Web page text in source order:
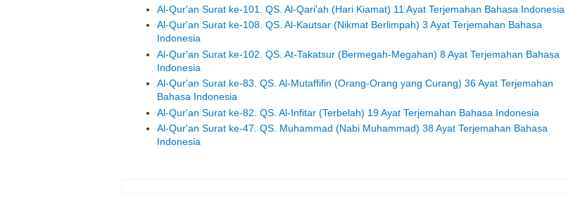
Al-Qur'an Surat ke-101. QS. Al-Qari'ah (Hari Kiamat) 11 Ayat Terjemahan Bahasa Indonesia
Al-Qur'an Surat ke-108. QS. Al-Kautsar (Nikmat Berlimpah) 3 Ayat Terjemahan Bahasa
Indonesia
Al-Qur'an Surat ke-102. QS. At-Takatsur (Bermegah-Megahan) 8 Ayat Terjemahan Bahasa
Indonesia
Al-Qur'an Surat ke-83. QS. Al-Mutaffifin (Orang-Orang yang Curang) 36 Ayat Terjemahan
Bahasa Indonesia
Al-Qur'an Surat ke-82. QS. Al-Infitar (Terbelah) 19 Ayat Terjemahan Bahasa Indonesia
Al-Qur'an Surat ke-47. QS. Muhammad (Nabi Muhammad) 38 Ayat Terjemahan Bahasa
Indonesia